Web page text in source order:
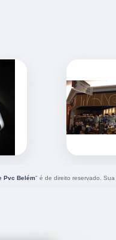
Pvc Belém" é de direito reservado.